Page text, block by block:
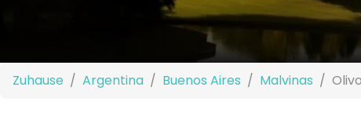
Zuhause Argentina Buenos Aires Malvinas